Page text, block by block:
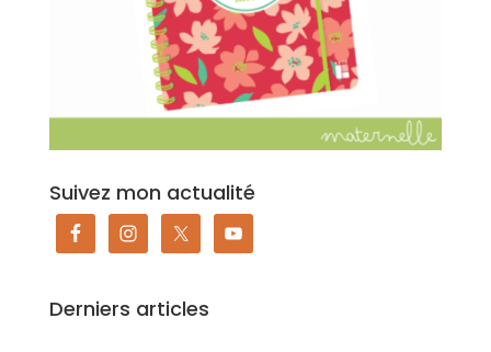
Suivez mon actualité
Derniers articles